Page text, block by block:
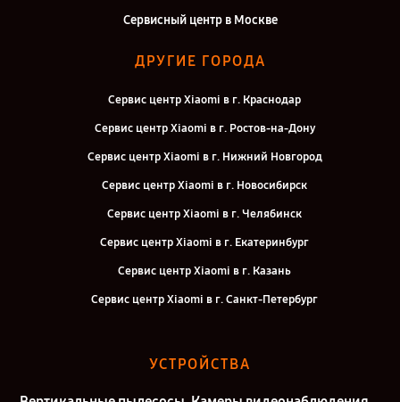
Сервисный центр в Москве
ДРУГИЕ ГОРОДА
Сервис центр Xiaomi в г. Краснодар
Сервис центр Xiaomi в г. Ростов-на-Дону
Сервис центр Xiaomi в г. Нижний Новгород
Сервис центр Xiaomi в г. Новосибирск
Сервис центр Xiaomi в г. Челябинск
Сервис центр Xiaomi в г. Екатеринбург
Сервис центр Xiaomi в г. Казань
Сервис центр Xiaomi в г. Санкт-Петербург
УСТРОЙСТВА